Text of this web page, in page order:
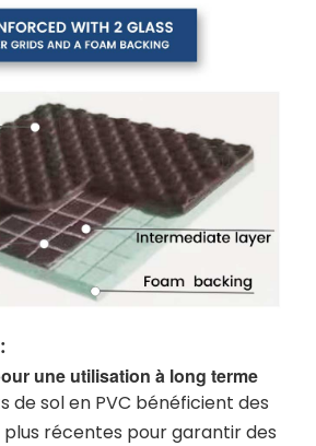
une utilisation à long terme
de sol en PVC bénéficient des
récentes pour garantir des